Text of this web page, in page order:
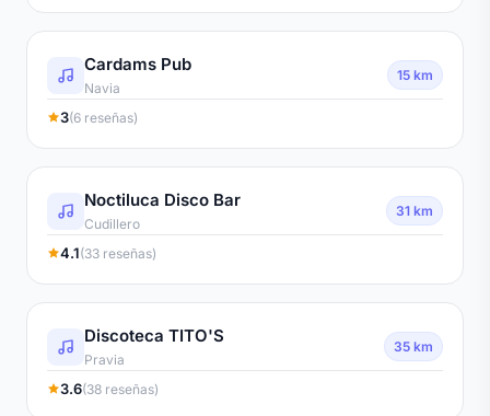
Cardams Pub
Navia
15 km
3(6 reseñas)
Noctiluca Disco Bar
Cudillero
31 km
4.1(33 reseñas)
Discoteca TITO'S
Pravia
35 km
3.6(38 reseñas)